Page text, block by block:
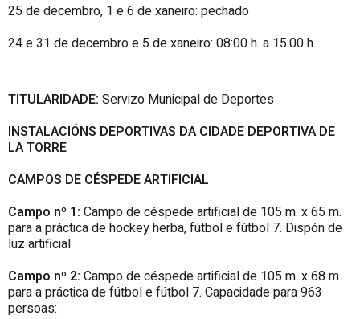
25 de decembro, 1 e 6 de xaneiro: pechado
24 e 31 de decembro e 5 de xaneiro: 08:00 h. a 15:00 h.
TITULARIDADE: Servizo Municipal de Deportes
INSTALACIÓNS DEPORTIVAS DA CIDADE DEPORTIVA DE
LA TORRE
CAMPOS DE CÉSPEDE ARTIFICIAL
Campo nº 1: Campo de céspede artificial de 105 m. x 65 m.
para a práctica de hockey herba, fútbol e fútbol 7. Dispón de
luz artificial
Campo nº 2: Campo de céspede artificial de 105 m. x 68 m.
para a práctica de fútbol e fútbol 7. Capacidade para 963
persoas: